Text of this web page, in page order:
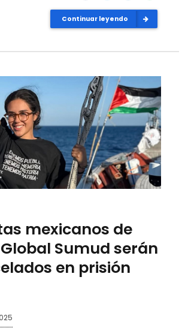
Continuar leyendo
mexicanos de
Sumud serán
en prisión